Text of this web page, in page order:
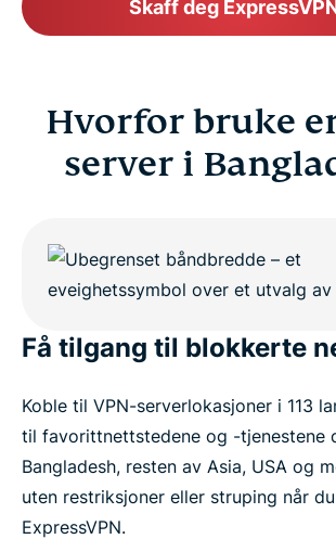
Get ExpressVPN for Bangladesh risk-
Skaff deg
Hvorfor bruke
server i
Få tilgang til blokkerte
Koble til VPN-serverlokasjoner i 113
til favorittnettstedene og -tjenestene
Bangladesh, resten av Asia, USA og
uten restriksjoner eller struping når
ExpressVPN.